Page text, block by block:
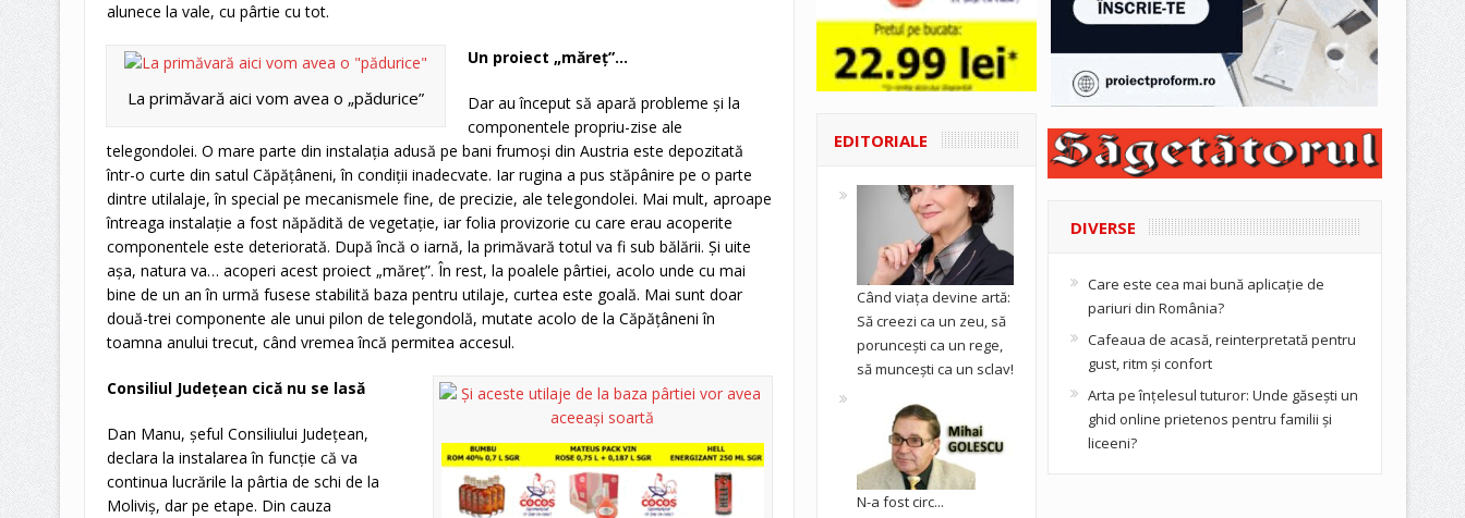
alunece la vale, cu pârtie cu tot.
La primăvară aici vom avea o „pădurice”
Un proiect „măreţ”…
Dar au început să apară probleme şi la
componentele propriu-zise ale
telegondolei. O mare parte din instalaţia adusă pe bani frumoşi din Austria este depozitată
într-o curte din satul Căpăţâneni, în condiţii inadecvate. Iar rugina a pus stăpânire pe o parte
dintre utilalaje, în special pe mecanismele fine, de precizie, ale telegondolei. Mai mult, aproape
întreaga instalaţie a fost năpădită de vegetaţie, iar folia provizorie cu care erau acoperite
componentele este deteriorată. După încă o iarnă, la primăvară totul va fi sub bălării. Şi uite
aşa, natura va… acoperi acest proiect „măreţ”. În rest, la poalele pârtiei, acolo unde cu mai
bine de un an în urmă fusese stabilită baza pentru utilaje, curtea este goală. Mai sunt doar
două-trei componente ale unui pilon de telegondolă, mutate acolo de la Căpăţâneni în
toamna anului trecut, când vremea încă permitea accesul.
Consiliul Judeţean cică nu se lasă
Dan Manu, şeful Consiliului Judeţean,
declara la instalarea în funcţie că va
continua lucrările la pârtia de schi de la
Moliviş, dar pe etape. Din cauza
EDITORIALE
Când viața devine artă:
Să creezi ca un zeu, să
poruncești ca un rege,
să muncești ca un sclav!
N-a fost circ...
DIVERSE
Care este cea mai bună aplicație de
pariuri din România?
Cafeaua de acasă, reinterpretată pentru
gust, ritm și confort
Arta pe înțelesul tuturor: Unde găsești un
ghid online prietenos pentru familii și
liceeni?